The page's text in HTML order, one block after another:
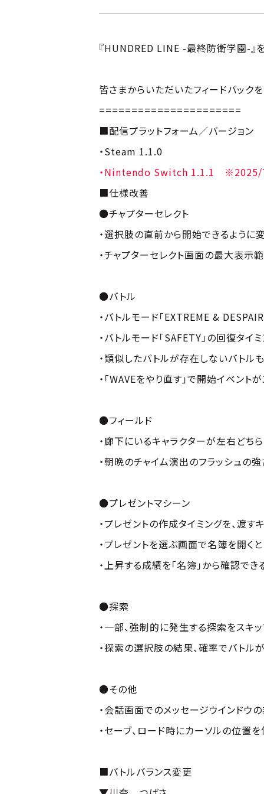
『HUNDRED LINE -最終防衛学園-』
皆さまからいただいたフィードバック
======================
■配信プラットフォーム／バージョン
・Steam 1.1.0
・Nintendo Switch 1.1.1 ※2025/
■仕様改善
●チャプターセレクト
・選択肢の直前から開始できるように
・チャプターセレクト画面の最大表示
●バトル
・バトルモード「EXTREME &
・バトルモード「SAFETY」の回復タイ
・類似したバトルが存在しないバトル
・「WAVEをやり直す」で開始イベント
●フィールド
・廊下にいるキャラクターが左右どち
・朝晩のチャイム演出のフラッシュの
●プレゼントマシーン
・プレゼントの作成タイミングを、渡
・プレゼントを選ぶ画面で名簿を開く
・上昇する成績を「名簿」から確認で
●探索
・一部、強制的に発生する探索をスキ
・探索の選択肢の結果、確率でバトル
●その他
・会話画面でのメッセージウインドウ
・セーブ、ロード時にカーソルの位置
■バトルバランス変更